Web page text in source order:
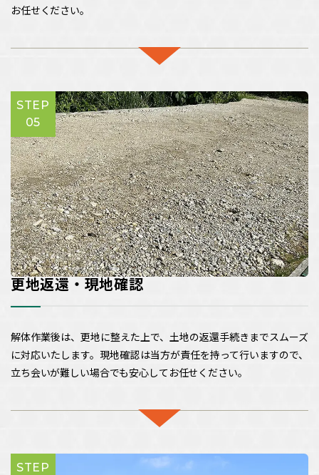
お任せください。
STEP
05
更地返還・現地確認
解体作業後は、更地に整えた上で、土地の返還手続きまでスムーズ
に対応いたします。現地確認は当方が責任を持って行いますので、
立ち会いが難しい場合でも安心してお任せください。
STEP